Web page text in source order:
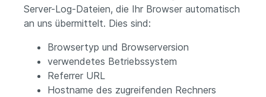
Server-Log-Dateien, die Ihr Browser automatisch
an uns übermittelt. Dies sind:
Browsertyp und Browserversion
verwendetes Betriebssystem
Referrer URL
Hostname des zugreifenden Rechners